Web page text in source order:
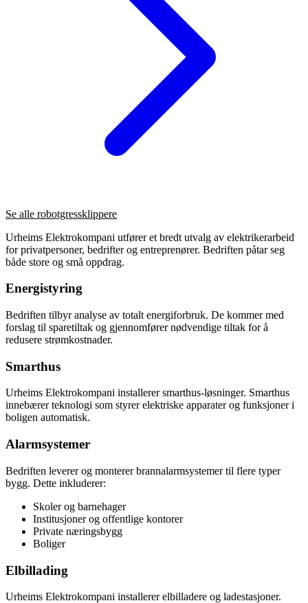
Se alle robotgressklippere
Urheims Elektrokompani utfører et bredt utvalg av elektrikerarbeid
for privatpersoner, bedrifter og entreprenører. Bedriften påtar seg
både store og små oppdrag.
Energistyring
Bedriften tilbyr analyse av totalt energiforbruk. De kommer med
forslag til sparetiltak og gjennomfører nødvendige tiltak for å
redusere strømkostnader.
Smarthus
Urheims Elektrokompani installerer smarthus-løsninger. Smarthus
innebærer teknologi som styrer elektriske apparater og funksjoner i
boligen automatisk.
Alarmsystemer
Bedriften leverer og monterer brannalarmsystemer til flere typer
bygg. Dette inkluderer:
Skoler og barnehager
Institusjoner og offentlige kontorer
Private næringsbygg
Boliger
Elbillading
Urheims Elektrokompani installerer elbilladere og ladestasjoner.